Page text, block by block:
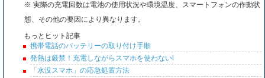
※ 実際の充電回数は電池の使用状況や環境温度、スマートフォンの作動状
態、その他の要因により異なります。
もっとヒット記事
携帯電話のバッテリーの取り付け手順
発熱は厳禁！充電しながらスマホを使わないl
「水没スマホ」の応急処置方法